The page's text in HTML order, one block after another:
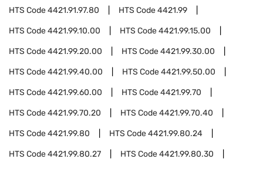
HTS Code4421.91.97.80 HTS Code4421.99
HTS Code4421.99.10.00 HTS Code4421.99.15.00
HTS Code4421.99.20.00 HTS Code4421.99.30.00
HTS Code4421.99.40.00 HTS Code4421.99.50.00
HTS Code4421.99.60.00 HTS Code4421.99.70
HTS Code4421.99.70.20 HTS Code4421.99.70.40
HTS Code4421.99.80 HTS Code4421.99.80.24
HTS Code4421.99.80.27 HTS Code4421.99.80.30